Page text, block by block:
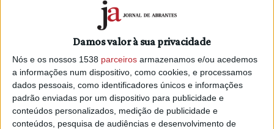
Damos valor à sua privacidade
Nós e os nossos 1538 parceiros armazenamos e/ou acedemos
a informações num dispositivo, como cookies, e processamos
dados pessoais, como identificadores únicos e informações
padrão enviadas por um dispositivo para publicidade e
conteúdos personalizados, medição de publicidade e
conteúdos, pesquisa de audiências e desenvolvimento de